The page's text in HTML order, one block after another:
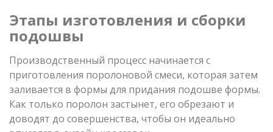
Этапы изготовления и сборки
подошвы
Производственный процесс начинается с
приготовления поролоновой смеси, которая затем
заливается в формы для придания подошве формы.
Как только поролон застынет, его обрезают и
доводят до совершенства, чтобы он идеально